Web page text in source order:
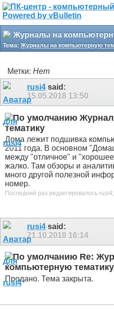
Журналы на
Тема: Журналы на компьютерную
Метки: Нет
rusi4 said:
15.05.2018 13:50
тематику
Дома лежит подшивка
2011 года. В основном
между "отличное" и
жалко. Там обзоры и
много другой полезной
номер.
Последний раз редактировалось
rusi4 said:
21.10.2018 16:14
Re:
компьютерную тематику
Продано. Тема закрыта.